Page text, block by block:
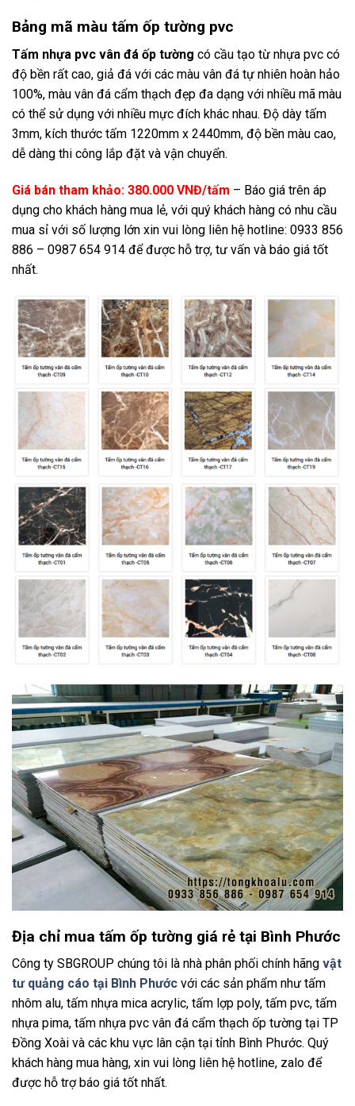
Bảng mã màu tấm ốp tường pvc
Tấm nhựa pvc vân đá ốp tường có cầu tạo từ nhựa pvc có
độ bền rất cao, giả đá với các màu vân đá tự nhiên hoàn hảo
100%, màu vân đá cẩm thạch đẹp đa dạng với nhiều mã màu
có thể sử dụng với nhiều mực đích khác nhau. Độ dày tấm
3mm, kích thước tấm 1220mm x 2440mm, độ bền màu cao,
dễ dàng thi công lắp đặt và vận chuyển.
Giá bán tham khảo: 380.000 VNĐ/tấm – Báo giá trên áp
dụng cho khách hàng mua lẻ, với quý khách hàng có nhu cầu
mua sỉ với số lượng lớn xin vui lòng liên hệ hotline: 0933 856
886 – 0987 654 914 để được hỗ trợ, tư vấn và báo giá tốt
nhất.
Địa chỉ mua tấm ốp tường giá rẻ tại Bình Phước
Công ty SBGROUP chúng tôi là nhà phân phối chính hãng vật
tư quảng cáo tại Bình Phước với các sản phẩm như tấm
nhôm alu, tấm nhựa mica acrylic, tấm lợp poly, tấm pvc, tấm
nhựa pima, tấm nhựa pvc vân đá cẩm thạch ốp tường tại TP
Đồng Xoài và các khu vực lân cận tại tỉnh Bình Phước. Quý
khách hàng mua hàng, xin vui lòng liên hệ hotline, zalo để
được hỗ trợ báo giá tốt nhất.